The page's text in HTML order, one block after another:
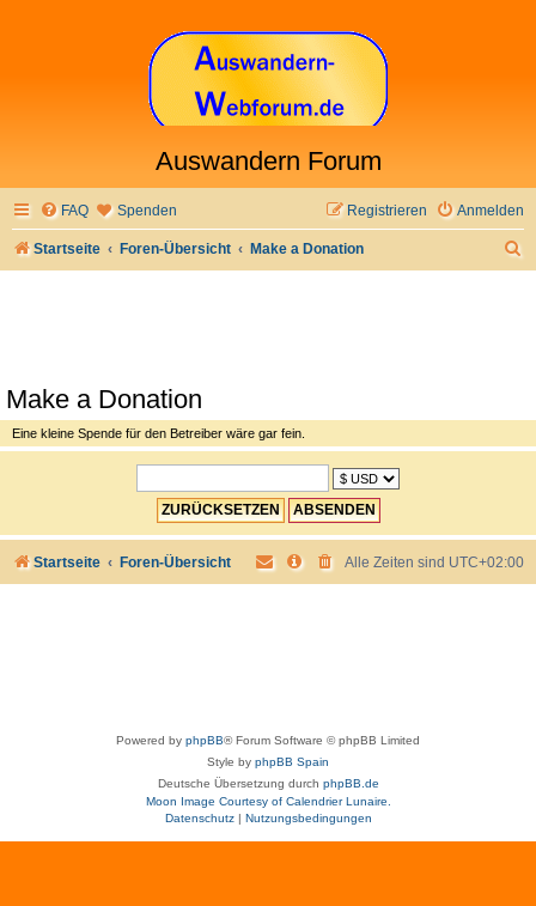
Auswandern Forum
FAQ Spenden Anmelden
Registrieren
Startseite Foren-Übersicht Make a Donation
Make a Donation
Eine kleine Spende für den Betreiber wäre gar fein.
Startseite Foren-Übersicht Alle Zeiten sind UTC+02:00
Powered by phpBB® Forum Software © phpBB Limited
Style by phpBB Spain
Deutsche Übersetzung durch phpBB.de
Moon Image Courtesy of Calendrier Lunaire.
Datenschutz| Nutzungsbedingungen